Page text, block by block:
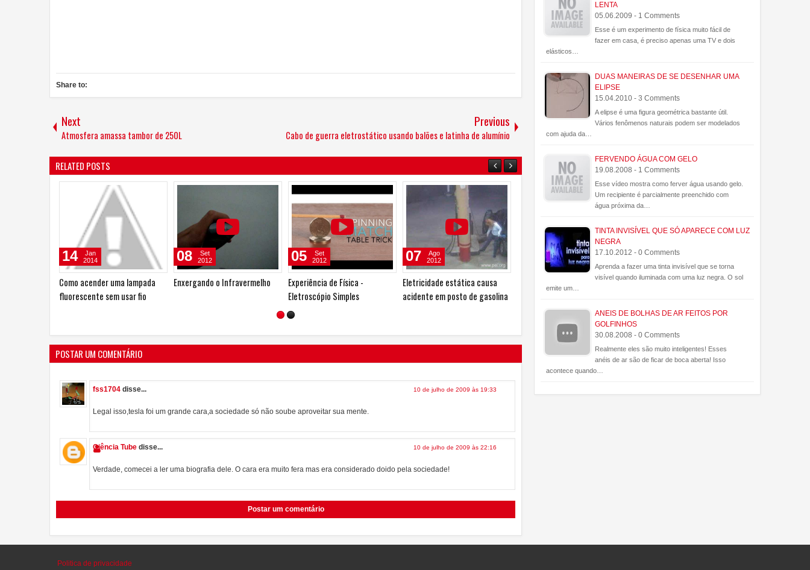
Share to:
Next
Atmosfera amassa tambor de 250L
Previous
Cabo de guerra eletrostático usando balões e latinha de alumínio
RELATED POSTS
uma lampada
Enxergando o Infravermelho
08
Set
Experiência de Física -
05
Eletricidade estática causa
acidente em posto de gasolina
07
2012
Faça um mural de fotos usando
tinta magnética
04
Ago
2012
Homenagem ao dia do Rock
13
Jul
2012
Gel superabsorvente e Efeito
que vale por duas!
26
Nov
POSTAR UM COMENTÁRIO
fss1704 disse... 10 de julho de 2009 às 19:33
Legal isso,tesla foi um grande cara,a sociedade só não soube aproveitar sua mente.
Ciência Tube disse... 10 de julho de 2009 às 22:16
Verdade, comecei a ler uma biografia dele. O cara era muito fera mas era considerado doido pela sociedade!
Postar um comentário
LENTA
05.06.2009 - 1 Comments
Esse é um experimento de física muito fácil de
fazer em casa, é preciso apenas uma TV e dois
elásticos…
DUAS MANEIRAS DE SE DESENHAR UMA
ELIPSE
15.04.2010 - 3 Comments
A elipse é uma figura geométrica bastante útil.
Vários fenômenos naturais podem ser modelados
com ajuda da…
FERVENDO ÁGUA COM GELO
19.08.2008 - 1 Comments
Esse vídeo mostra como ferver água usando gelo.
Um recipiente é parcialmente preenchido com
água próxima da…
TINTA INVISÍVEL QUE SÓ APARECE COM LUZ
NEGRA
17.10.2012 - 0 Comments
Aprenda a fazer uma tinta invisível que se torna
visível quando iluminada com uma luz negra. O sol
emite um…
ANEIS DE BOLHAS DE AR FEITOS POR
GOLFINHOS
30.08.2008 - 0 Comments
Realmente eles são muito inteligentes! Esses
anéis de ar são de ficar de boca aberta! Isso
acontece quando…
Politica de privacidade